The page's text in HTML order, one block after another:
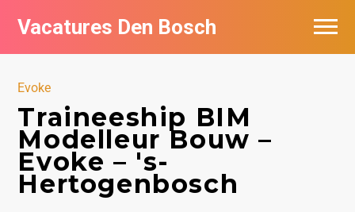
Vacatures Den Bosch
Evoke
Traineeship BIM
Modelleur Bouw –
Evoke – 's-
Hertogenbosch
Vacatures per bedrijf in Den Bosch